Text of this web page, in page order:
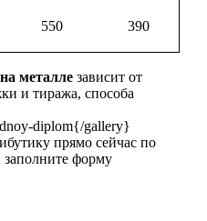
550 390
металле зависит от
и тиража, способа
diplom{/gallery}
прямо сейчас по
форму